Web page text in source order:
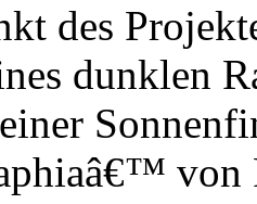
des
dunklen
von